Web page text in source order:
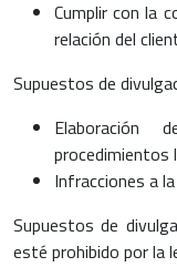
Cumplir con la
relación del
Supuestos de
procedimientos
Infracciones a
Supuestos de
esté prohibido por la